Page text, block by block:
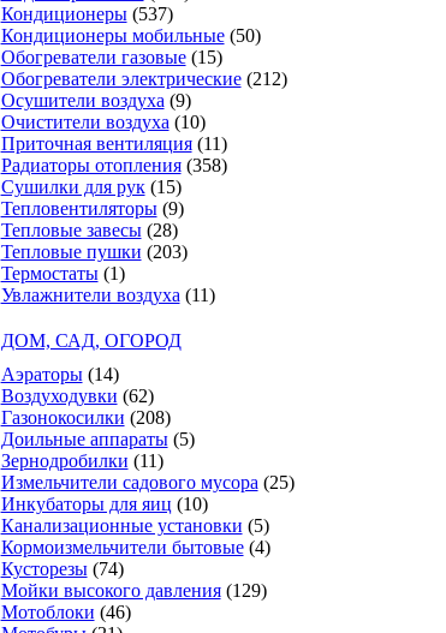
Кондиционеры (537)
Кондиционеры мобильные (50)
Обогреватели газовые (15)
Обогреватели электрические (212)
Осушители воздуха (9)
Очистители воздуха (10)
Приточная вентиляция (11)
Радиаторы отопления (358)
Сушилки для рук (15)
Тепловентиляторы (9)
Тепловые завесы (28)
Тепловые пушки (203)
Термостаты (1)
Увлажнители воздуха (11)
ДОМ, САД, ОГОРОД
Аэраторы (14)
Воздуходувки (62)
Газонокосилки (208)
Доильные аппараты (5)
Зернодробилки (11)
Измельчители садового мусора (25)
Инкубаторы для яиц (10)
Канализационные установки (5)
Кормоизмельчители бытовые (4)
Кусторезы (74)
Мойки высокого давления (129)
Мотоблоки (46)